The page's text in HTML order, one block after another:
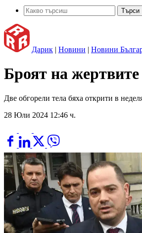
Дарик | Новини | Новини
Броят на
Две обгорели тела бяха открити в
28 Юли 2024 12:46 ч.